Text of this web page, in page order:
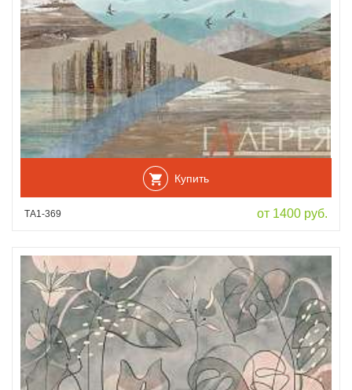
Купить
ТА1-369 от 1400 руб.